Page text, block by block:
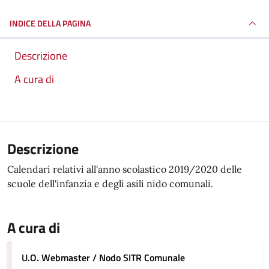
INDICE DELLA PAGINA
Descrizione
A cura di
Descrizione
Calendari relativi all'anno scolastico 2019/2020 delle
scuole dell'infanzia e degli asili nido comunali.
A cura di
U.O. Webmaster / Nodo SITR Comunale